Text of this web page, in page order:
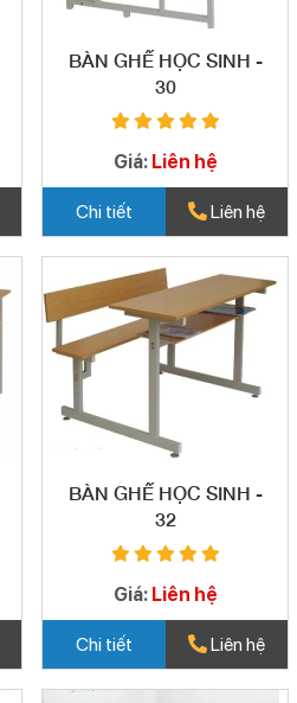
BÀN GHẾ HỌC SINH -
30
Giá: Liên hệ
Chi tiết Liên hệ
BÀN GHẾ HỌC SINH -
32
Giá: Liên hệ
Chi tiết Liên hệ